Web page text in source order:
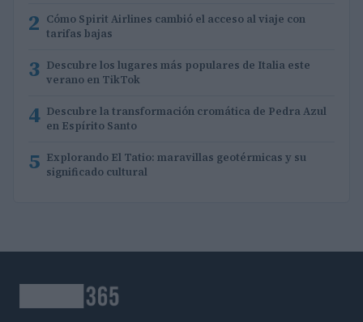
2 Cómo Spirit Airlines cambió el acceso al viaje con
tarifas bajas
3 Descubre los lugares más populares de Italia este
verano en TikTok
4 Descubre la transformación cromática de Pedra Azul
en Espírito Santo
5 Explorando El Tatio: maravillas geotérmicas y su
significado cultural